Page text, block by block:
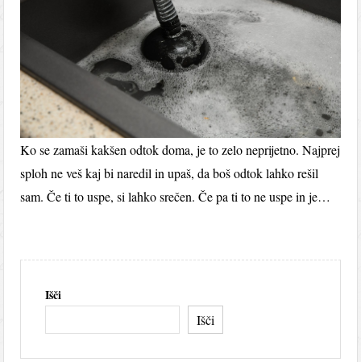
Ko se zamaši kakšen odtok doma, je to zelo neprijetno. Najprej
sploh ne veš kaj bi naredil in upaš, da boš odtok lahko rešil
sam. Če ti to uspe, si lahko srečen. Če pa ti to ne uspe in je…
Išči
Išči